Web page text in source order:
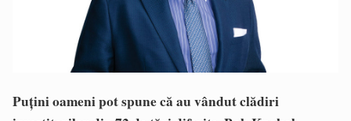
Puțini oameni pot spune că au vândut clădiri